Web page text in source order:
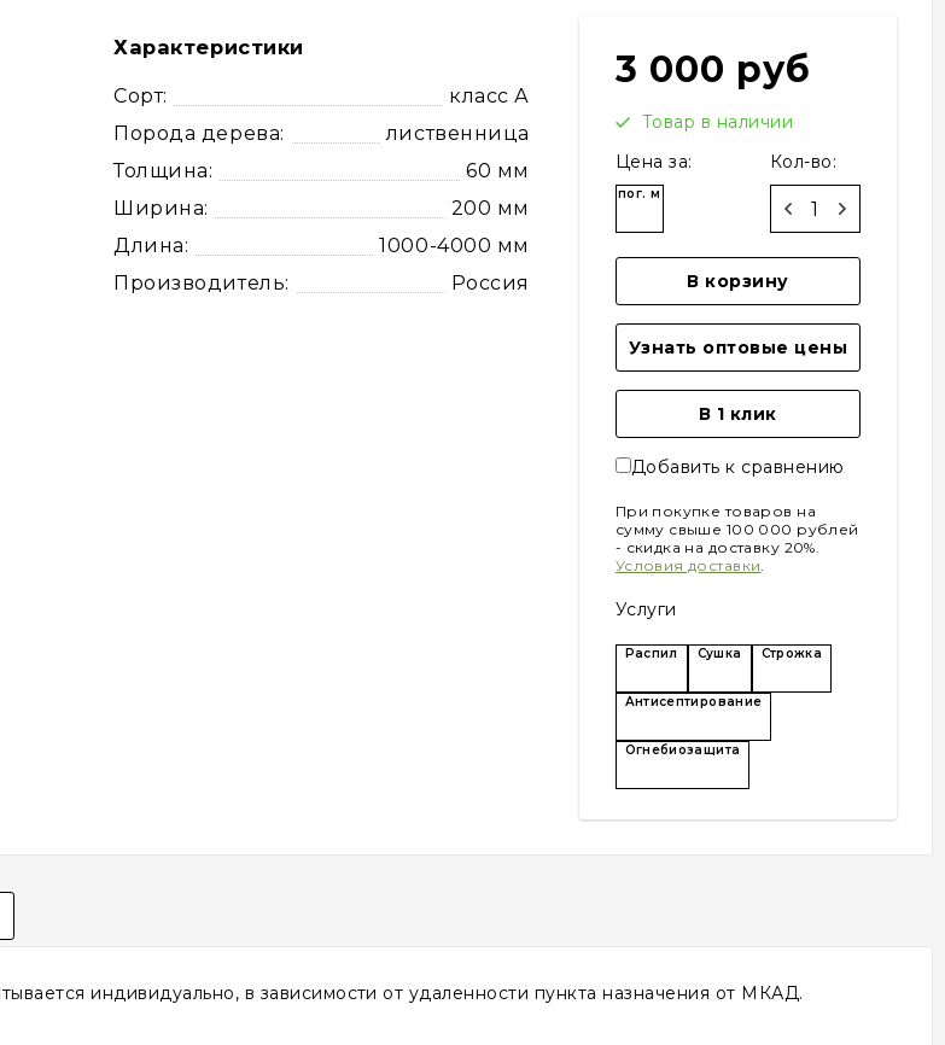
Характеристики
Сорт:
класс А
Порода дерева:
лиственница
Толщина:
60 мм
Ширина:
200 мм
Длина:
1000-4000 мм
Производитель:
Россия
3 000 руб
Товар в наличии
Цена за:
пог. м
Кол-во:
В корзину
Узнать оптовые цены
В 1 клик
Добавить к сравнению
При покупке товаров на
сумму свыше 100 000 рублей
- скидка на доставку 20%.
Условия доставки.
Услуги
Распил Сушка Строжка
Антисептирование
Огнебиозащита
индивидуально, в зависимости от удаленности пункта назначения от МКАД.